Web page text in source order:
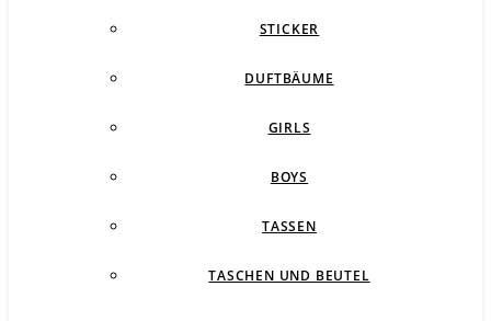
STICKER
DUFTBÄUME
GIRLS
BOYS
TASSEN
TASCHEN UND BEUTEL